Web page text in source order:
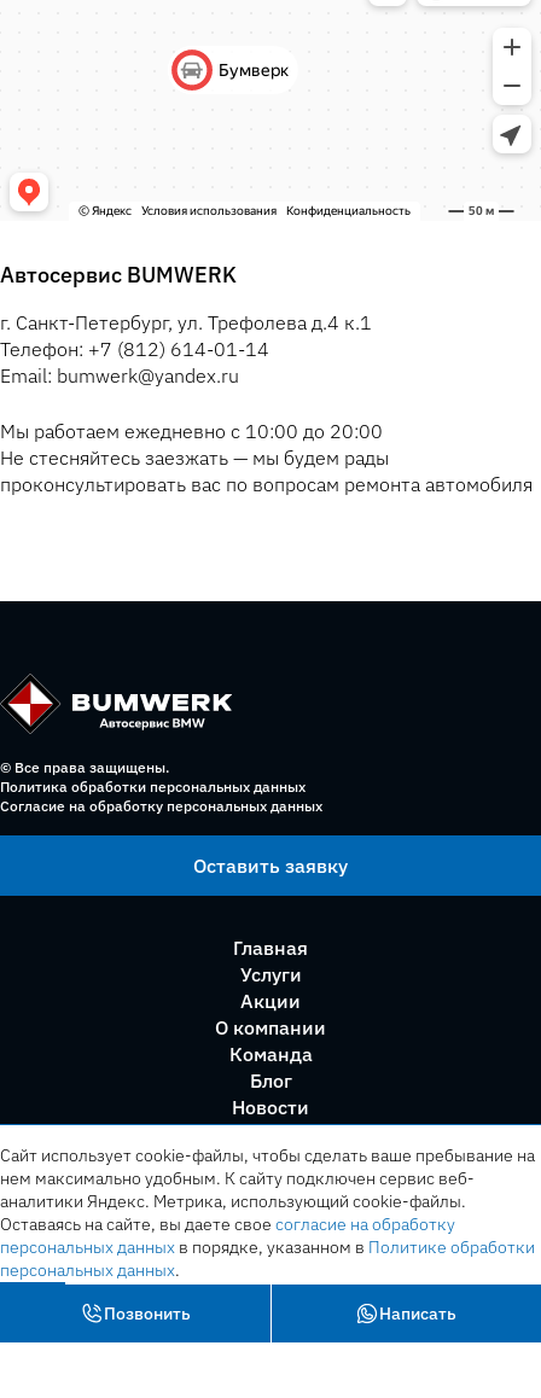
Автосервис BUMWERK
г. Санкт-Петербург, ул. Трефолева д.4 к.1
Телефон: +7 (812) 614-01-14
Email: bumwerk@yandex.ru
Мы работаем ежедневно с 10:00 до 20:00
Не стесняйтесь заезжать — мы будем рады
проконсультировать вас по вопросам ремонта автомобиля
© Все права защищены.
Политика обработки персональных данных
Согласие на обработку персональных данных
Оставить заявку
Главная
Услуги
Акции
О компании
Команда
Блог
Новости
Позвонить Написать
Сайт использует cookie-файлы, чтобы сделать ваше пребывание на
нем максимально удобным. К cайту подключен сервис веб-
аналитики Яндекс. Метрика, использующий cookie-файлы.
Оставаясь на сайте, вы даете свое согласие на обработку
персональных данных в порядке, указанном в Политике обработки
персональных данных.